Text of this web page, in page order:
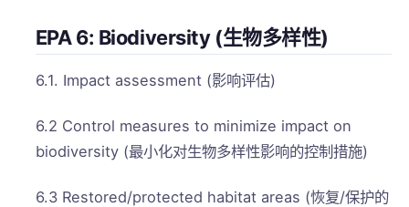
EPA 6: Biodiversity (生物多样性)
6.1. Impact assessment (影响评估)
6.2 Control measures to minimize impact on
biodiversity (最小化对生物多样性影响的控制措施)
6.3 Restored/protected habitat areas (恢复/保护的